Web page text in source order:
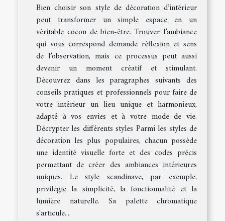
Bien choisir son style de décoration d’intérieur
peut transformer un simple espace en un
véritable cocon de bien-être. Trouver l’ambiance
qui vous correspond demande réflexion et sens
de l’observation, mais ce processus peut aussi
devenir un moment créatif et stimulant.
Découvrez dans les paragraphes suivants des
conseils pratiques et professionnels pour faire de
votre intérieur un lieu unique et harmonieux,
adapté à vos envies et à votre mode de vie.
Décrypter les différents styles Parmi les styles de
décoration les plus populaires, chacun possède
une identité visuelle forte et des codes précis
permettant de créer des ambiances intérieures
uniques. Le style scandinave, par exemple,
privilégie la simplicité, la fonctionnalité et la
lumière naturelle. Sa palette chromatique
s'articule...